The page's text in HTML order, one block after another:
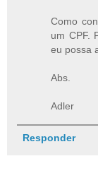
Como
um CPF.
eu possa
Abs.
Adler
Responder